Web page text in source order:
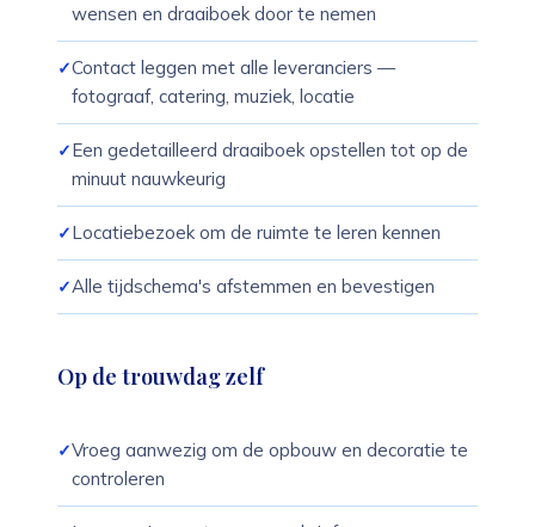
wensen en draaiboek door te nemen
Contact leggen met alle leveranciers —
fotograaf, catering, muziek, locatie
Een gedetailleerd draaiboek opstellen tot op de
minuut nauwkeurig
Locatiebezoek om de ruimte te leren kennen
Alle tijdschema's afstemmen en bevestigen
Op de trouwdag zelf
Vroeg aanwezig om de opbouw en decoratie te
controleren